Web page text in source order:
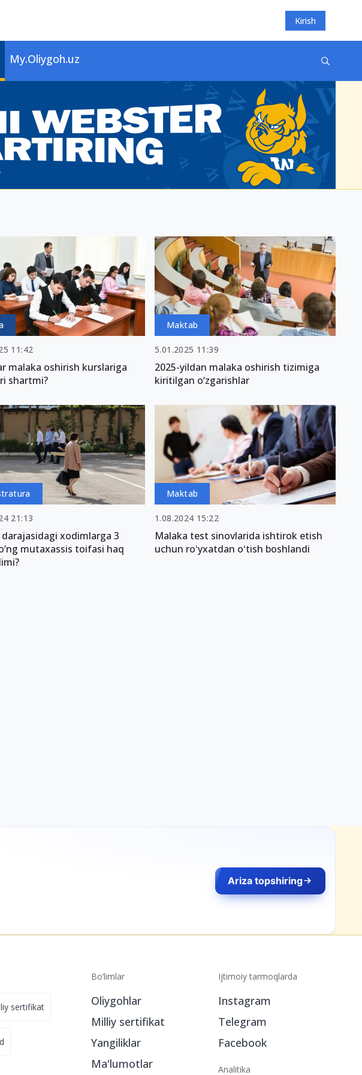
Kirish
My.Oliygoh.uz
11:42
malaka oshirish kurslariga
shartmi?
Maktab
5.01.2025 11:39
2025-yildan malaka oshirish tizimiga
kiritilgan o‘zgarishlar
21:13
xodimlarga 3
mutaxassis toifasi haq
Maktab
1.08.2024 15:22
Malaka test sinovlarida ishtirok etish
uchun roʻyxatdan oʻtish boshlandi
Ariza topshiring
sertifikat
Bo‘limlar
Oliygohlar
Milliy sertifikat
Yangiliklar
Ma'lumotlar
Ijtimoiy tarmoqlarda
Instagram
Telegram
Facebook
Analitika